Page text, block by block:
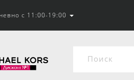
с 11:00-19:00